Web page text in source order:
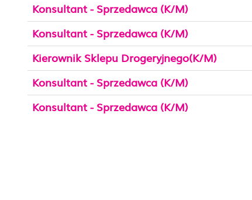
Konsultant - Sprzedawca (K/M)
Konsultant - Sprzedawca (K/M)
Kierownik Sklepu Drogeryjnego(K/M)
Konsultant - Sprzedawca (K/M)
Konsultant - Sprzedawca (K/M)